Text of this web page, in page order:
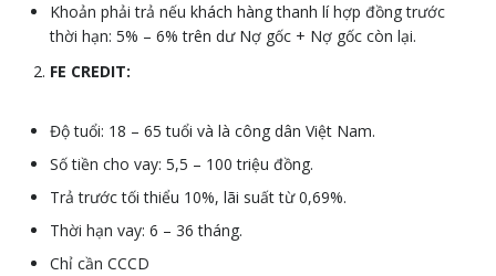
Khoản phải trả nếu khách hàng thanh lí hợp đồng trước
thời hạn: 5% – 6% trên dư Nợ gốc + Nợ gốc còn lại.
FE CREDIT:
Độ tuổi: 18 – 65 tuổi và là công dân Việt Nam.
Số tiền cho vay: 5,5 – 100 triệu đồng.
Trả trước tối thiểu 10%, lãi suất từ 0,69%.
Thời hạn vay: 6 – 36 tháng.
Chỉ cần CCCD